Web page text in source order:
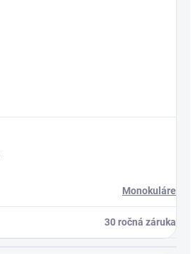
Monokuláre
30 ročná záruka